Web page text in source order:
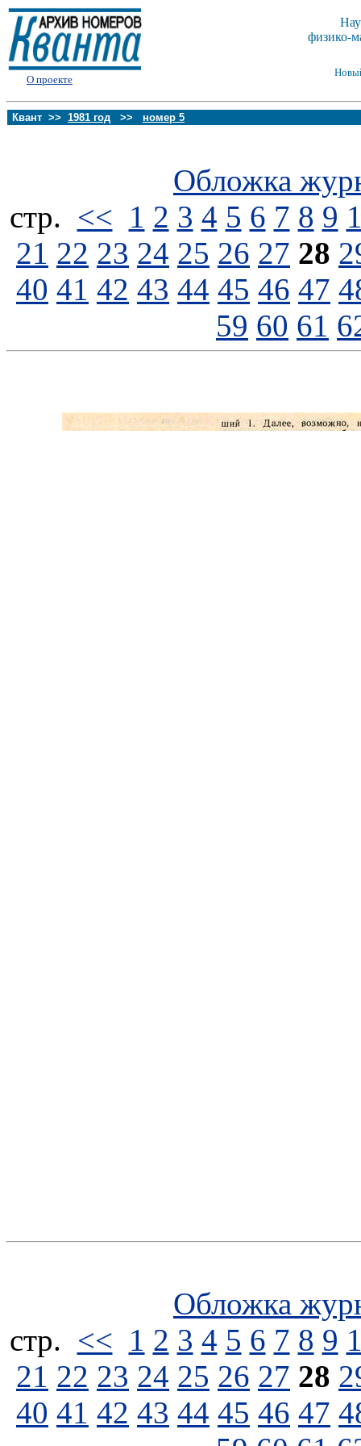
О проекте
физико-
Квант >> 1981 год >> номер 5
Обложка
стp. << 1 2 3 4 5 6 7 8 9
21 22 23 24 25 26 27 28
40 41 42 43 44 45 46 47
59 60 61
Обложка
стp. << 1 2 3 4 5 6 7 8 9
21 22 23 24 25 26 27 28
40 41 42 43 44 45 46 47